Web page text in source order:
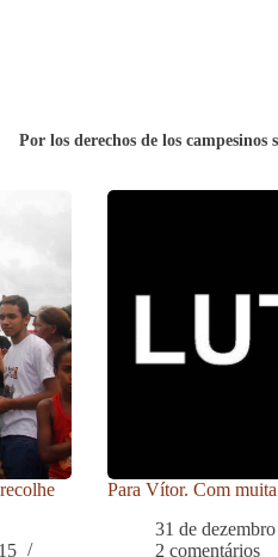
Por los derechos de los campesinos
Para Vítor. Com
31 de
2 comentários